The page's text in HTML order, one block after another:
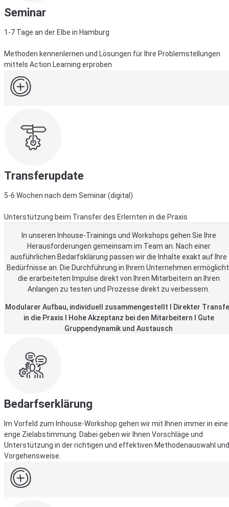
Seminar
1-7 Tage an der Elbe in Hamburg
Methoden kennenlernen und Lösungen für Ihre Problemstellungen
mittels Action Learning erproben
Transferupdate
5-6 Wochen nach dem Seminar (digital)
Unterstützung beim Transfer des Erlernten in die Praxis
In unseren Inhouse-Trainings und Workshops gehen Sie Ihre
Herausforderungen gemeinsam im Team an. Nach einer
ausführlichen Bedarfsklärung passen wir die Inhalte exakt auf Ihre
Bedürfnisse an. Die Durchführung in Ihrem Unternehmen
die erarbeiteten Impulse direkt von Ihren Mitarbeitern an Ihren
Anlangen zu testen und Prozesse direkt zu verbessern.
Modularer Aufbau, individuell zusammengestellt I Direkter
in die Praxis I Hohe Akzeptanz bei den Mitarbeitern I Gute
Gruppendynamik und Austausch
Bedarfserklärung
Im Vorfeld zum Inhouse-Workshop gehen wir mit Ihnen immer in eine
enge Zielabstimmung. Dabei geben wir Ihnen Vorschläge und
Unterstützung in der richtigen und effektiven Methodenauswahl und
Vorgehensweise.